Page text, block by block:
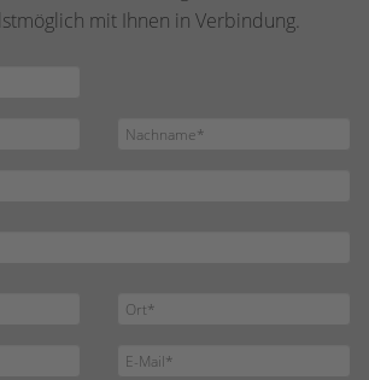
mit Ihnen in Verbindung.